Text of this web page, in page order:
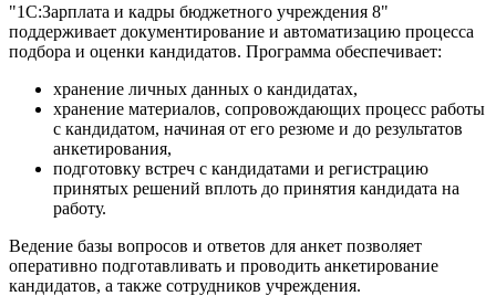
"1С:Зарплата и кадры бюджетного учреждения 8"
поддерживает документирование и автоматизацию процесса
подбора и оценки кандидатов. Программа обеспечивает:
хранение личных данных о кандидатах,
хранение материалов, сопровождающих процесс работы
с кандидатом, начиная от его резюме и до результатов
анкетирования,
подготовку встреч с кандидатами и регистрацию
принятых решений вплоть до принятия кандидата на
работу.
Ведение базы вопросов и ответов для анкет позволяет
оперативно подготавливать и проводить анкетирование
кандидатов, а также сотрудников учреждения.